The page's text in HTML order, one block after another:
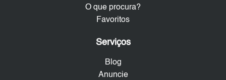
O que procura?
Favoritos
Serviços
Blog
Anuncie